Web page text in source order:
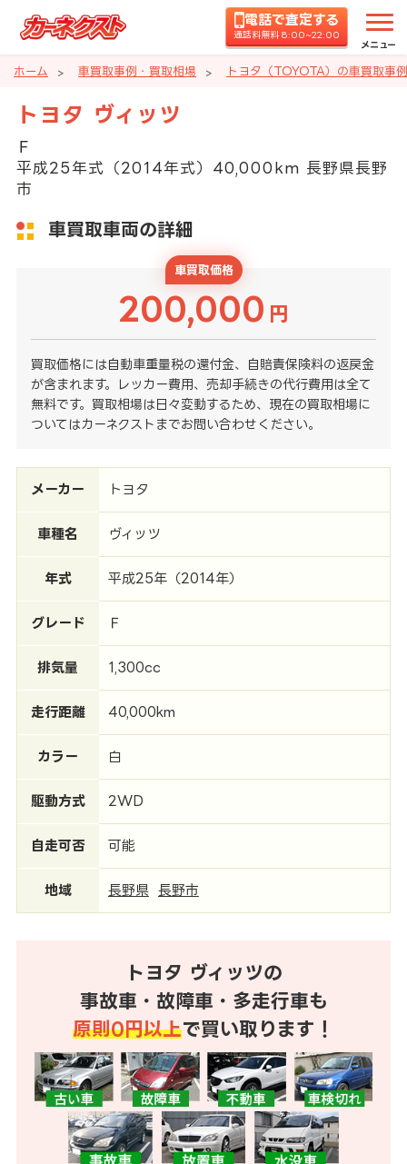
電話で査定する
通話料無料 8:00~22:00
メニュー
ホーム 車買取事例・買取相場 トヨタ（TOYOTA）の車買取事
トヨタ ヴィッツ
Ｆ
平成25年式（2014年式）40,000km 長野県長野
市
車買取車両の詳細
車買取価格
200,000 円
買取価格には自動車重量税の還付金、自賠責保険料の返戻金
が含まれます。レッカー費用、売却手続きの代行費用は全て
無料です。買取相場は日々変動するため、現在の買取相場に
ついてはカーネクストまでお問い合わせください。
メーカー トヨタ
車種名 ヴィッツ
年式 平成25年（2014年）
グレード Ｆ
排気量 1,300cc
走行距離 40,000km
カラー 白
駆動方式 2WD
自走可否 可能
地域 長野県 長野市
トヨタ ヴィッツの
事故車・故障車・多走行車も
原則0円以上で買い取ります！